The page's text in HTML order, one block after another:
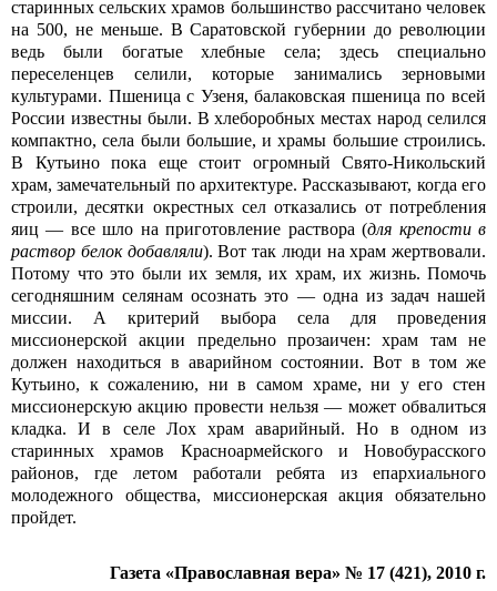
старинных сельских храмов большинство рассчитано человек
на 500, не меньше. В Саратовской губернии до революции
ведь были богатые хлебные села; здесь специально
переселенцев селили, которые занимались зерновыми
культурами. Пшеница с Узеня, балаковская пшеница по всей
России известны были. В хлеборобных местах народ селился
компактно, села были большие, и храмы большие строились.
В Кутьино пока еще стоит огромный Свято-Никольский
храм, замечательный по архитектуре. Рассказывают, когда его
строили, десятки окрестных сел отказались от потребления
яиц — все шло на приготовление раствора (для крепости в
раствор белок добавляли). Вот так люди на храм жертвовали.
Потому что это были их земля, их храм, их жизнь. Помочь
сегодняшним селянам осознать это — одна из задач нашей
миссии. А критерий выбора села для проведения
миссионерской акции предельно прозаичен: храм там не
должен находиться в аварийном состоянии. Вот в том же
Кутьино, к сожалению, ни в самом храме, ни у его стен
миссионерскую акцию провести нельзя — может обвалиться
кладка. И в селе Лох храм аварийный. Но в одном из
старинных храмов Красноармейского и Новобурасского
районов, где летом работали ребята из епархиального
молодежного общества, миссионерская акция обязательно
пройдет.
Газета «Православная вера» № 17 (421), 2010 г.